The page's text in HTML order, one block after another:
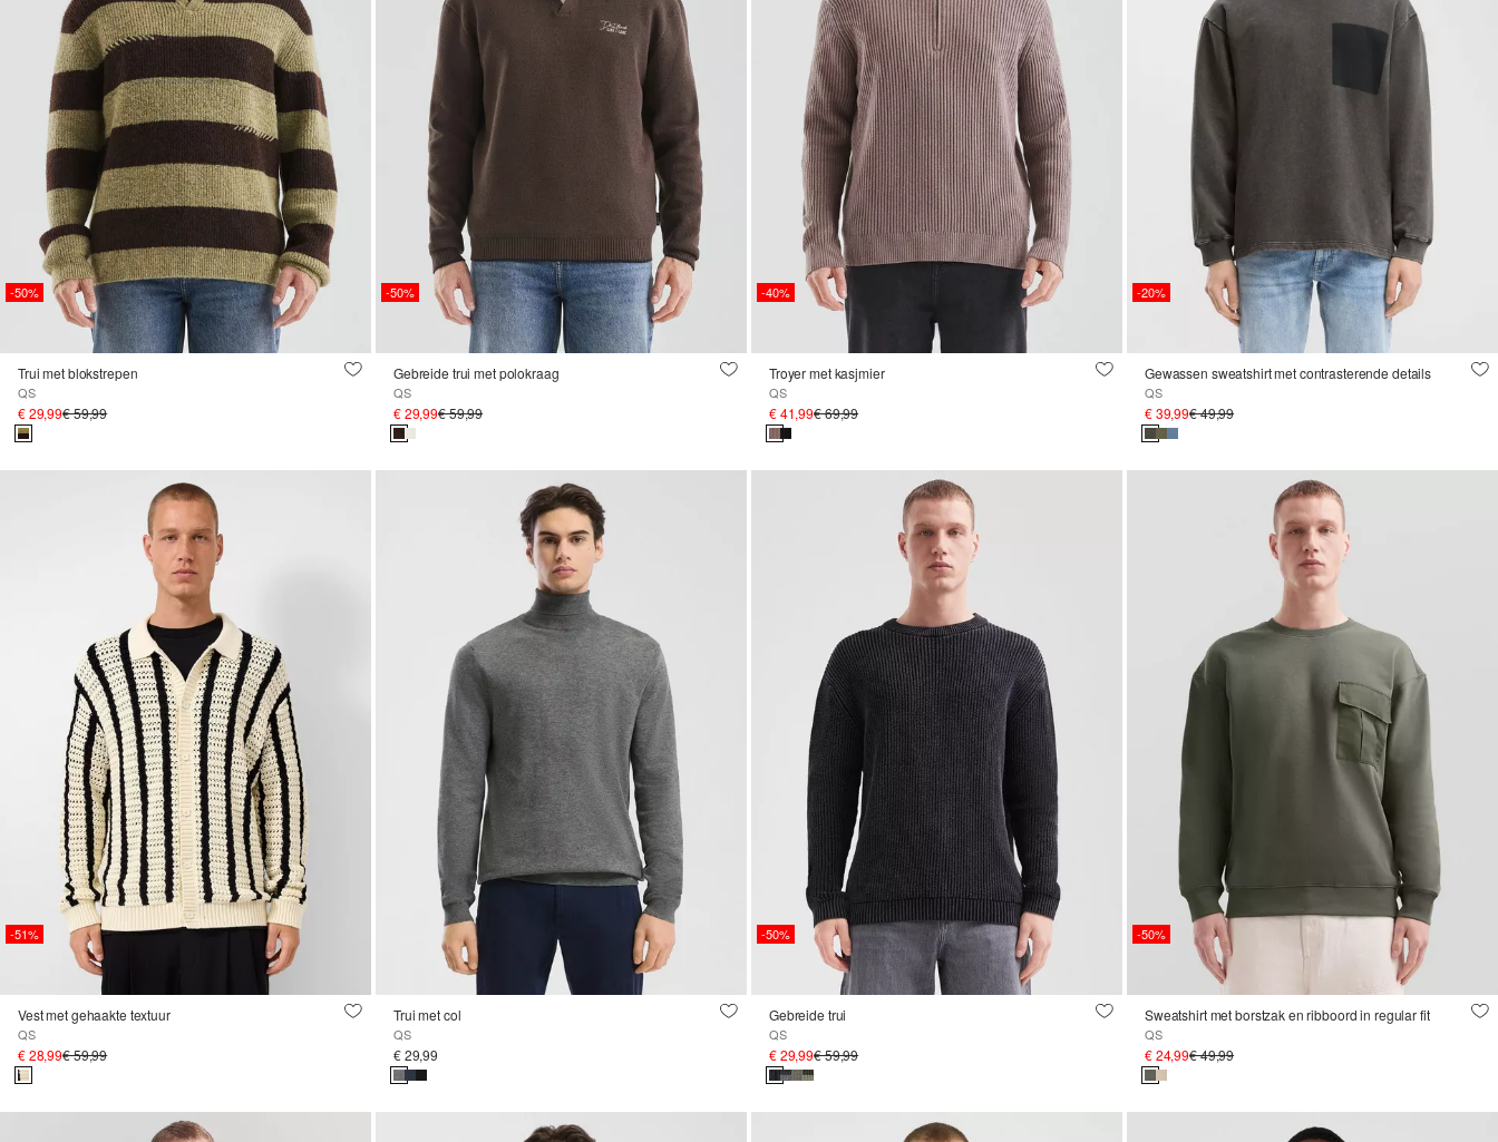
-50%
Trui met blokstrepen
QS
€ 29,99€ 59,99
-50%
Gebreide trui met polokraag
QS
€ 29,99€ 59,99
-40%
Troyer met kasjmier
QS
€ 41,99€ 69,99
-20%
Gewassen sweatshirt met contrasterende details
QS
€ 39,99€ 49,99
-51%
Vest met gehaakte textuur
QS
€ 28,99€ 59,99
Trui met col
QS
€ 29,99
-50%
Gebreide trui
QS
€ 29,99€ 59,99
-50%
Sweatshirt met borstzak en ribboord in regular fit
QS
€ 24,99€ 49,99